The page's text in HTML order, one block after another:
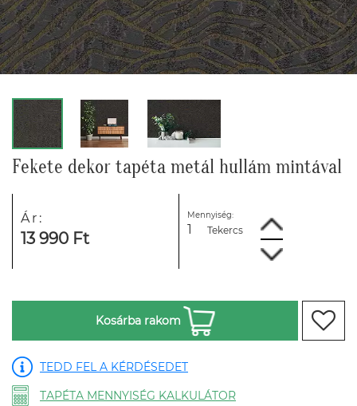
Fekete dekor tapéta metál hullám mintával
Ár:
13 990 Ft
Mennyiség:
Tekercs
Kosárba rakom
TEDD FEL A KÉRDÉSEDET
TAPÉTA MENNYISÉG KALKULÁTOR